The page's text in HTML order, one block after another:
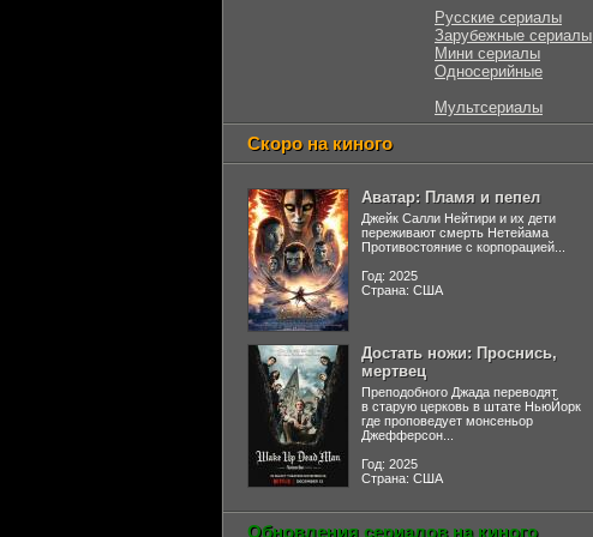
Русские сериалы
Зарубежные сериалы
Мини сериалы
Односерийные
Мультсериалы
Скоро на киного
Аватар: Пламя и пепел
Джейк Салли Нейтири и их дети
переживают смерть Нетейама
Противостояние с корпорацией...
Год: 2025
Страна: США
Достать ножи: Проснись,
мертвец
Преподобного Джада переводят
в старую церковь в штате НьюЙорк
где проповедует монсеньор
Джефферсон...
Год: 2025
Страна: США
Обновления сериалов на киного